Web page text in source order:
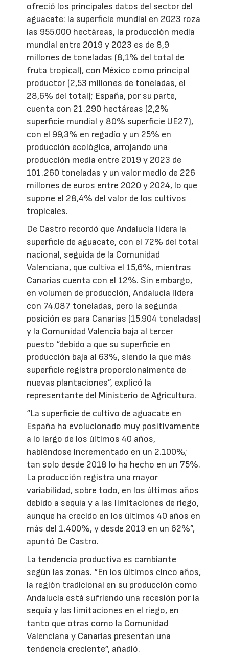
ofreció los principales datos del sector del
aguacate: la superficie mundial en 2023 roza
las 955.000 hectáreas, la producción media
mundial entre 2019 y 2023 es de 8,9
millones de toneladas (8,1% del total de
fruta tropical), con México como principal
productor (2,53 millones de toneladas, el
28,6% del total); España, por su parte,
cuenta con 21.290 hectáreas (2,2%
superficie mundial y 80% superficie UE27),
con el 99,3% en regadío y un 25% en
producción ecológica, arrojando una
producción media entre 2019 y 2023 de
101.260 toneladas y un valor medio de 226
millones de euros entre 2020 y 2024, lo que
supone el 28,4% del valor de los cultivos
tropicales.
De Castro recordó que Andalucía lidera la
superficie de aguacate, con el 72% del total
nacional, seguida de la Comunidad
Valenciana, que cultiva el 15,6%, mientras
Canarias cuenta con el 12%. Sin embargo,
en volumen de producción, Andalucía lidera
con 74.087 toneladas, pero la segunda
posición es para Canarias (15.904 toneladas)
y la Comunidad Valencia baja al tercer
puesto “debido a que su superficie en
producción baja al 63%, siendo la que más
superficie registra proporcionalmente de
nuevas plantaciones”, explicó la
representante del Ministerio de Agricultura.
“La superficie de cultivo de aguacate en
España ha evolucionado muy positivamente
a lo largo de los últimos 40 años,
habiéndose incrementado en un 2.100%;
tan solo desde 2018 lo ha hecho en un 75%.
La producción registra una mayor
variabilidad, sobre todo, en los últimos años
debido a sequía y a las limitaciones de riego,
aunque ha crecido en los últimos 40 años en
más del 1.400%, y desde 2013 en un 62%”,
apuntó De Castro.
La tendencia productiva es cambiante
según las zonas. “En los últimos cinco años,
la región tradicional en su producción como
Andalucía está sufriendo una recesión por la
sequía y las limitaciones en el riego, en
tanto que otras como la Comunidad
Valenciana y Canarias presentan una
tendencia creciente”, añadió.